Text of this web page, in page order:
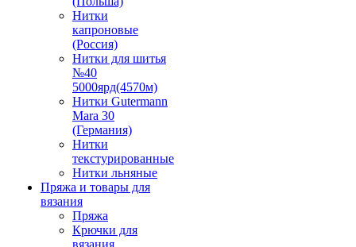
Нитки
капроновые
(Россия)
Нитки для шитья
№40
5000ярд(4570м)
Нитки Gutermann
Mara 30
(Германия)
Нитки
текстурированные
Нитки льняные
Пряжа и товары для
вязания
Пряжа
Крючки для
вязания